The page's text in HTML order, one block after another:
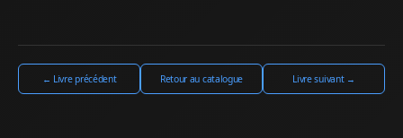
← Livre précédent Retour au catalogue Livre suivant →